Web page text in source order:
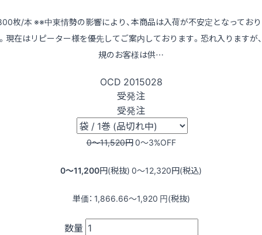
枚/本 ※※中東情勢の影響により、本商品は入荷が不安定となってお
現在はリピーター様を優先してご案内しております。恐れ入りますが
規のお客様は供…
OCD 2015028
受発注
受発注
0〜11,520円0〜3%OFF
0〜11,200円(税抜) 0〜12,320円(税込)
単価： 1,866.66〜1,920 円(税抜)
数量